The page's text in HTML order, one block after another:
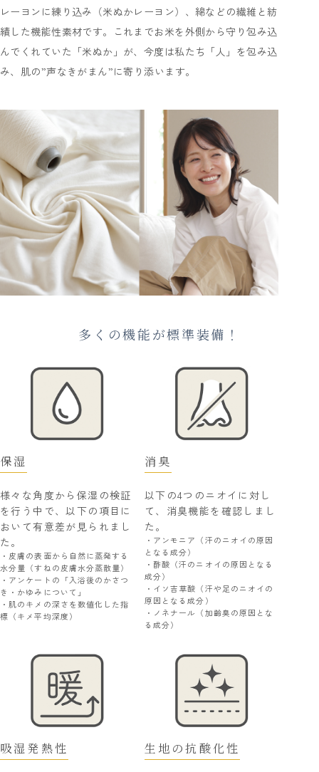
レーヨンに練り込み（米ぬかレーヨン）、綿などの繊維と紡
績した機能性素材です。これまでお米を外側から守り包み込
んでくれていた「米ぬか」が、今度は私たち「人」を包み込
み、肌の”声なきがまん”に寄り添います。
多くの機能が標準装備！
保湿
様々な角度から保湿の検証
を行う中で、以下の項目に
おいて有意差が見られまし
た。
・皮膚の表面から自然に蒸発する
水分量（すねの皮膚水分蒸散量）
・アンケートの「入浴後のかさつ
き・かゆみについて」
・肌のキメの深さを数値化した指
標（キメ平均深度）
消臭
以下の4つのニオイに対し
て、消臭機能を確認しまし
た。
・アンモニア（汗のニオイの原因
となる成分）
・酢酸（汗のニオイの原因となる
成分）
・イソ吉草酸（汗や足のニオイの
原因となる成分）
・ノネナール（加齢臭の原因とな
る成分）
吸湿発熱性 生地の抗酸化性